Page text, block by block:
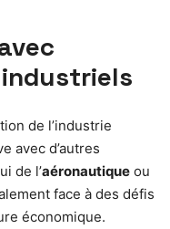
de l’industrie
avec d’autres
de l’aéronautique ou
face à des défis
économique.